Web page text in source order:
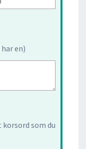
en)
som du